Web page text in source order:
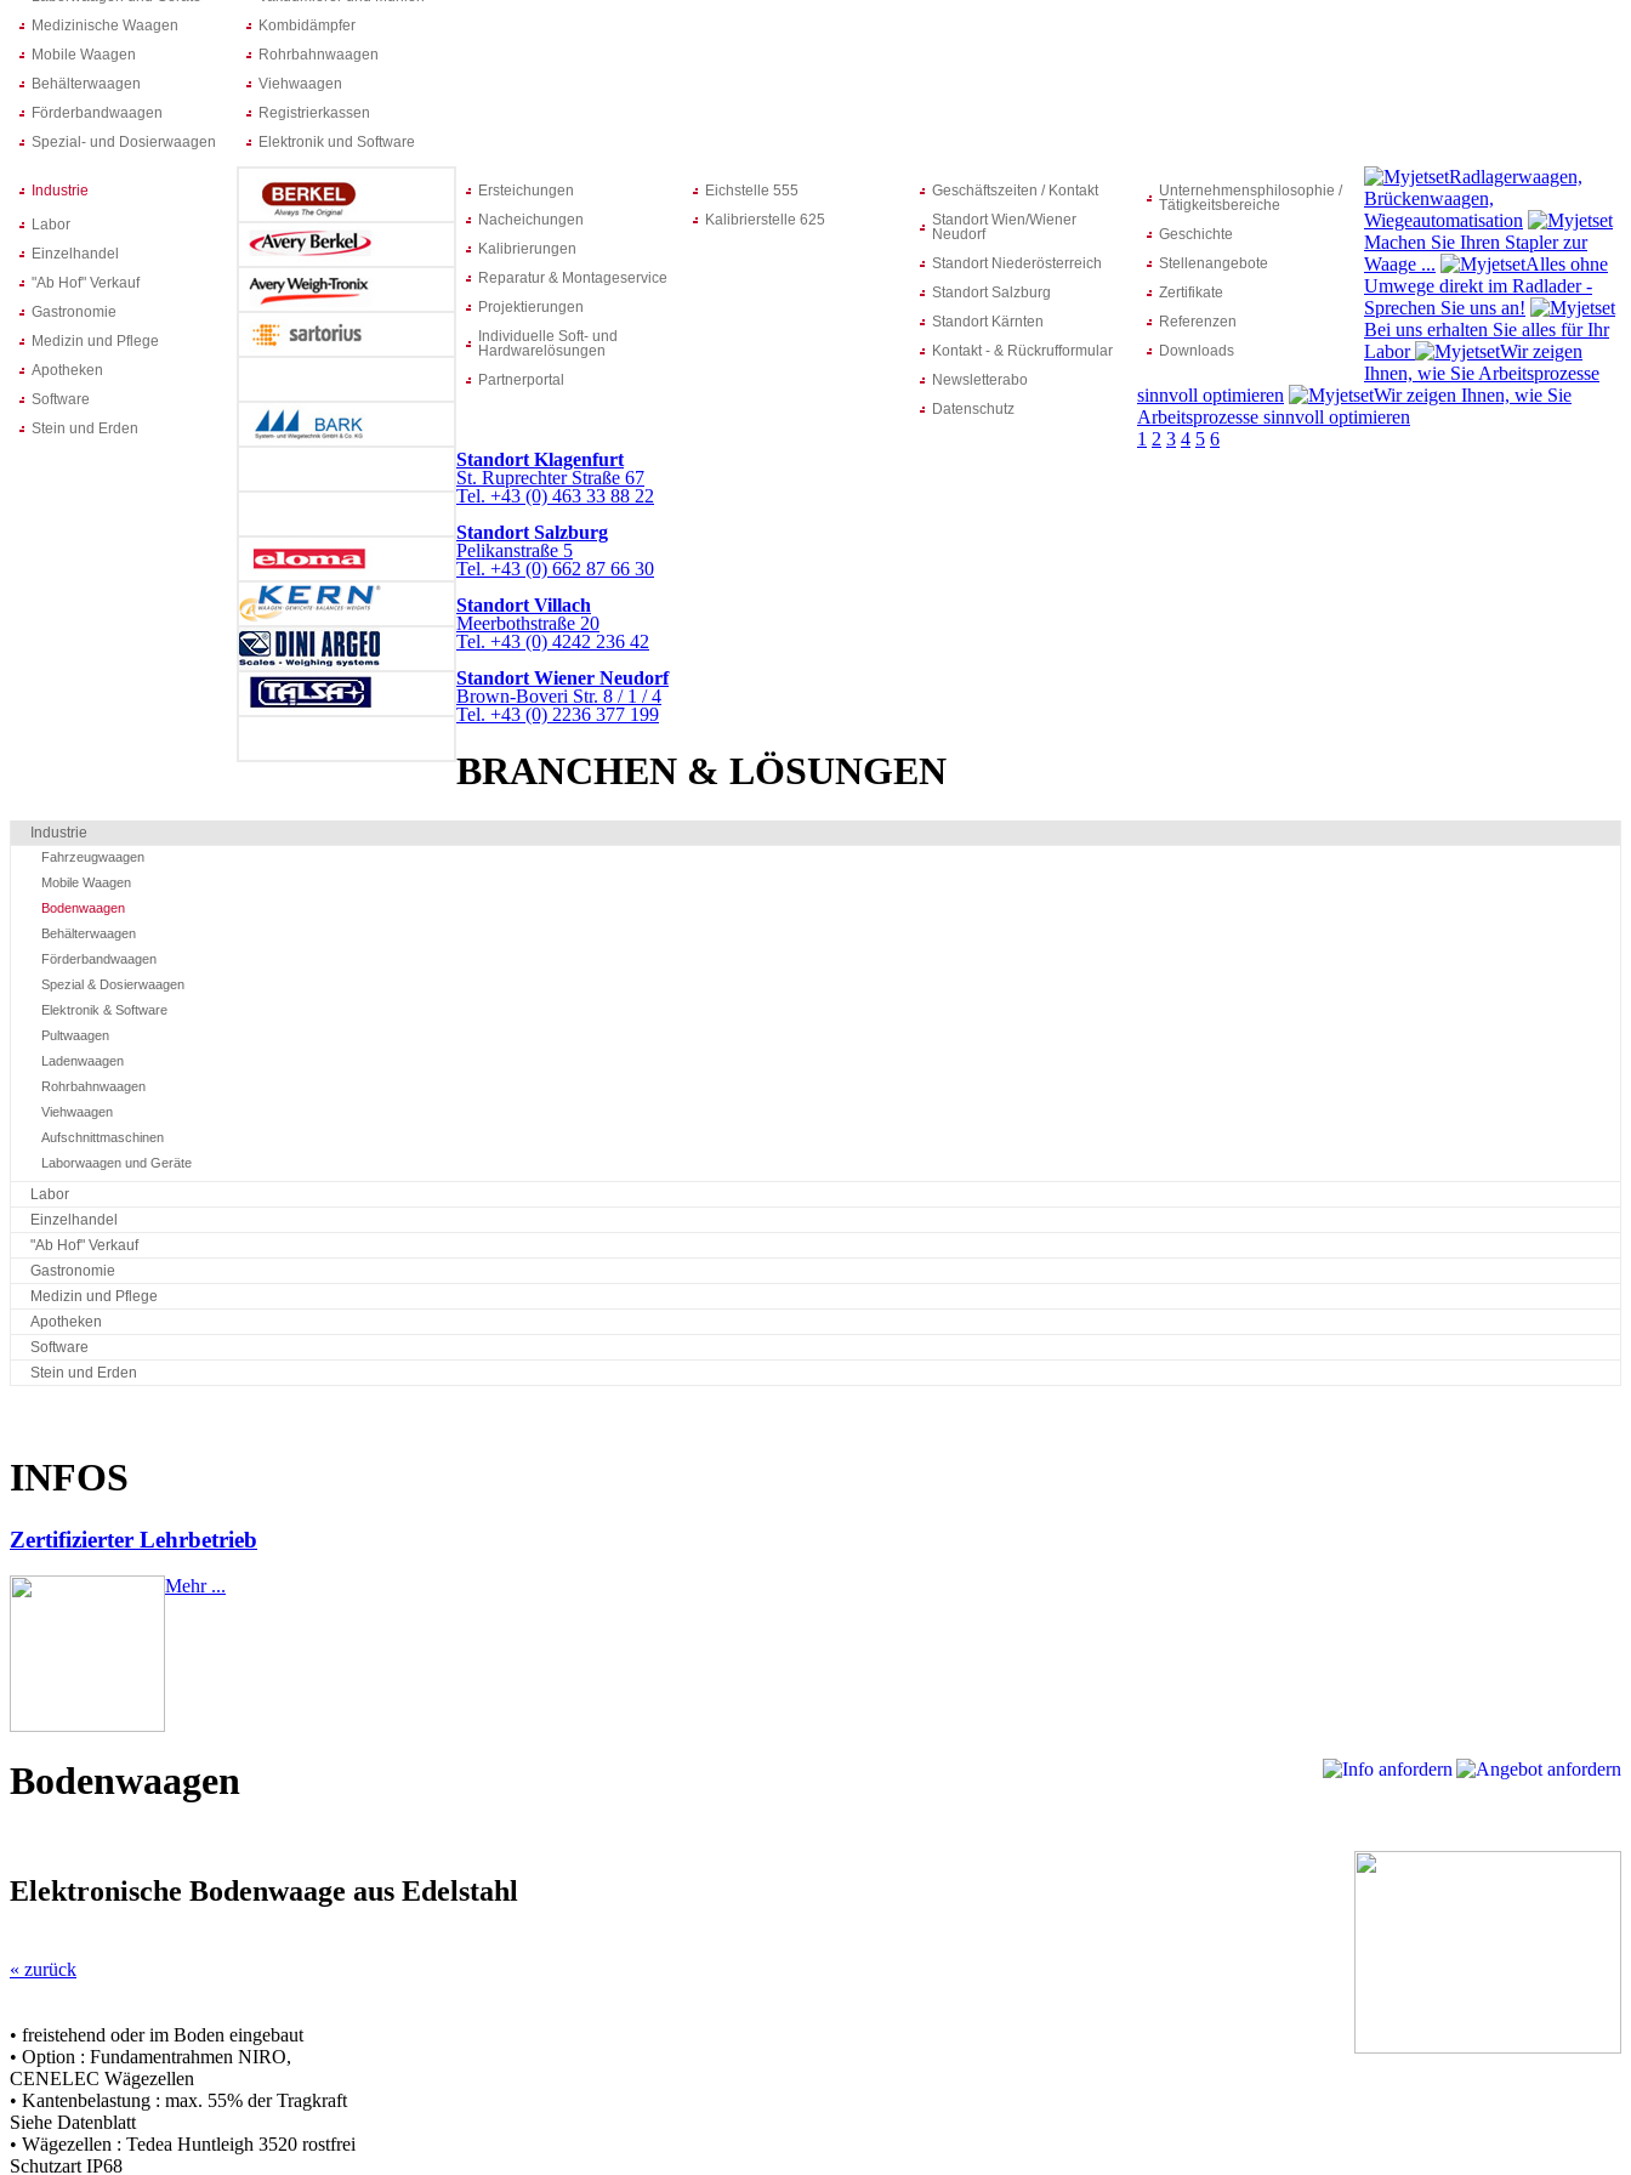
Medizinische Waagen
Mobile Waagen
Behälterwaagen
Förderbandwaagen
Spezial- und Dosierwaagen
Kombidämpfer
Rohrbahnwaagen
Viehwaagen
Registrierkassen
Elektronik und Software
Industrie
Labor
Einzelhandel
"Ab Hof" Verkauf
Gastronomie
Medizin und Pflege
Apotheken
Software
Stein und Erden
Ersteichungen
Nacheichungen
Kalibrierungen
Reparatur & Montageservice
Projektierungen
Individuelle Soft- und
Hardwarelösungen
Partnerportal
Eichstelle 555
Kalibrierstelle 625
Geschäftszeiten / Kontakt
Standort Wien/Wiener
Neudorf
Standort Niederösterreich
Standort Salzburg
Standort Kärnten
Kontakt - & Rückrufformular
Newsletterabo
Datenschutz
Unternehmensphilosophie /
Tätigkeitsbereiche
Geschichte
Stellenangebote
Zertifikate
Referenzen
Downloads
Radlagerwaagen,
Brückenwaagen,
Wiegeautomatisation
Machen Sie Ihren Stapler zur
Waage ...
Alles ohne
Umwege direkt im Radlader -
Sprechen Sie uns an!
Bei uns erhalten Sie alles für Ihr
Labor
Wir zeigen
Ihnen, wie Sie Arbeitsprozesse
sinnvoll optimieren
Wir zeigen Ihnen, wie Sie
Arbeitsprozesse sinnvoll optimieren
1 2 3 4 5 6
Standort Klagenfurt
St. Ruprechter Straße 67
Tel. +43 (0) 463 33 88 22
Standort Salzburg
Pelikanstraße 5
Tel. +43 (0) 662 87 66 30
Standort Villach
Meerbothstraße 20
Tel. +43 (0) 4242 236 42
Standort Wiener Neudorf
Brown-Boveri Str. 8 / 1 / 4
Tel. +43 (0) 2236 377 199
BRANCHEN & LÖSUNGEN
Industrie
Fahrzeugwaagen
Mobile Waagen
Bodenwaagen
Behälterwaagen
Förderbandwaagen
Spezial & Dosierwaagen
Elektronik & Software
Pultwaagen
Ladenwaagen
Rohrbahnwaagen
Viehwaagen
Aufschnittmaschinen
Laborwaagen und Geräte
Labor
Einzelhandel
"Ab Hof" Verkauf
Gastronomie
Medizin und Pflege
Apotheken
Software
Stein und Erden
INFOS
Zertifizierter Lehrbetrieb
Mehr ...
Bodenwaagen
Elektronische Bodenwaage aus Edelstahl
« zurück
• freistehend oder im Boden eingebaut
• Option : Fundamentrahmen NIRO,
CENELEC Wägezellen
• Kantenbelastung : max. 55% der Tragkraft
Siehe Datenblatt
• Wägezellen : Tedea Huntleigh 3520 rostfrei
Schutzart IP68